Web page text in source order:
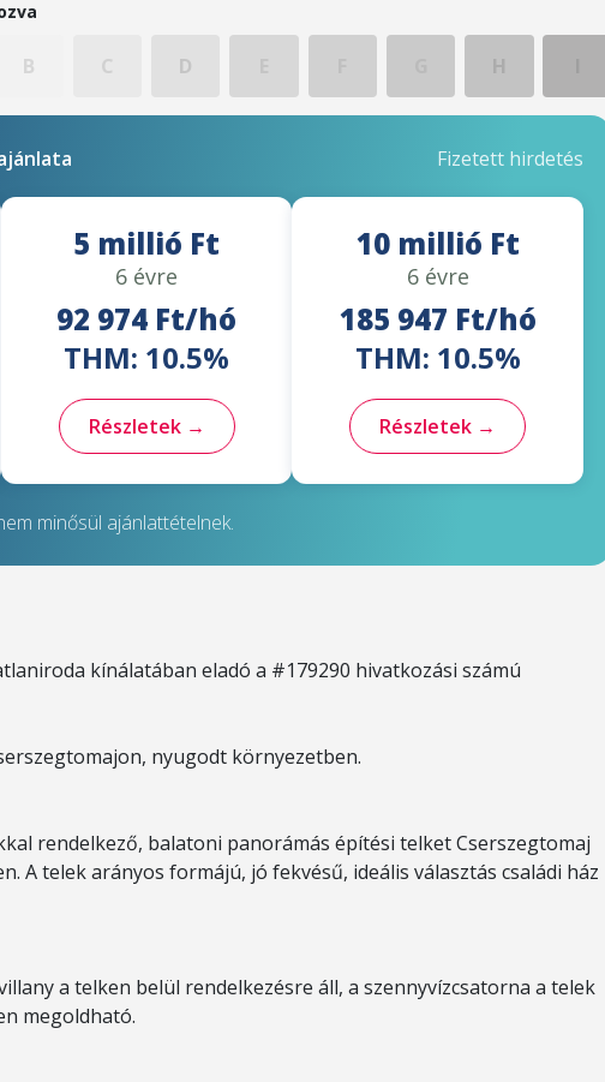
B C D
Fizetett hirdetés
5 millió Ft
6 évre
92 974 Ft/hó
THM: 10.5%
Részletek →
10 millió Ft
6 évre
185 947 Ft/hó
THM: 10.5%
Részletek →
minősül ajánlattételnek.
kínálatában eladó a #179290 hivatkozási számú
nyugodt környezetben.
rendelkező, balatoni panorámás építési telket Cserszegtomaj
A telek arányos formájú, jó fekvésű, ideális választás családi ház
a telken belül rendelkezésre áll, a szennyvízcsatorna a telek
megoldható.